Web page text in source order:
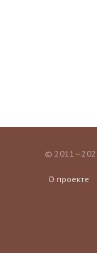
©
О проекте